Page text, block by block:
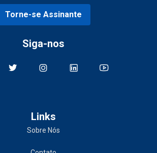
Torne-se Assinante
Siga-nos
Links
Sobre Nós